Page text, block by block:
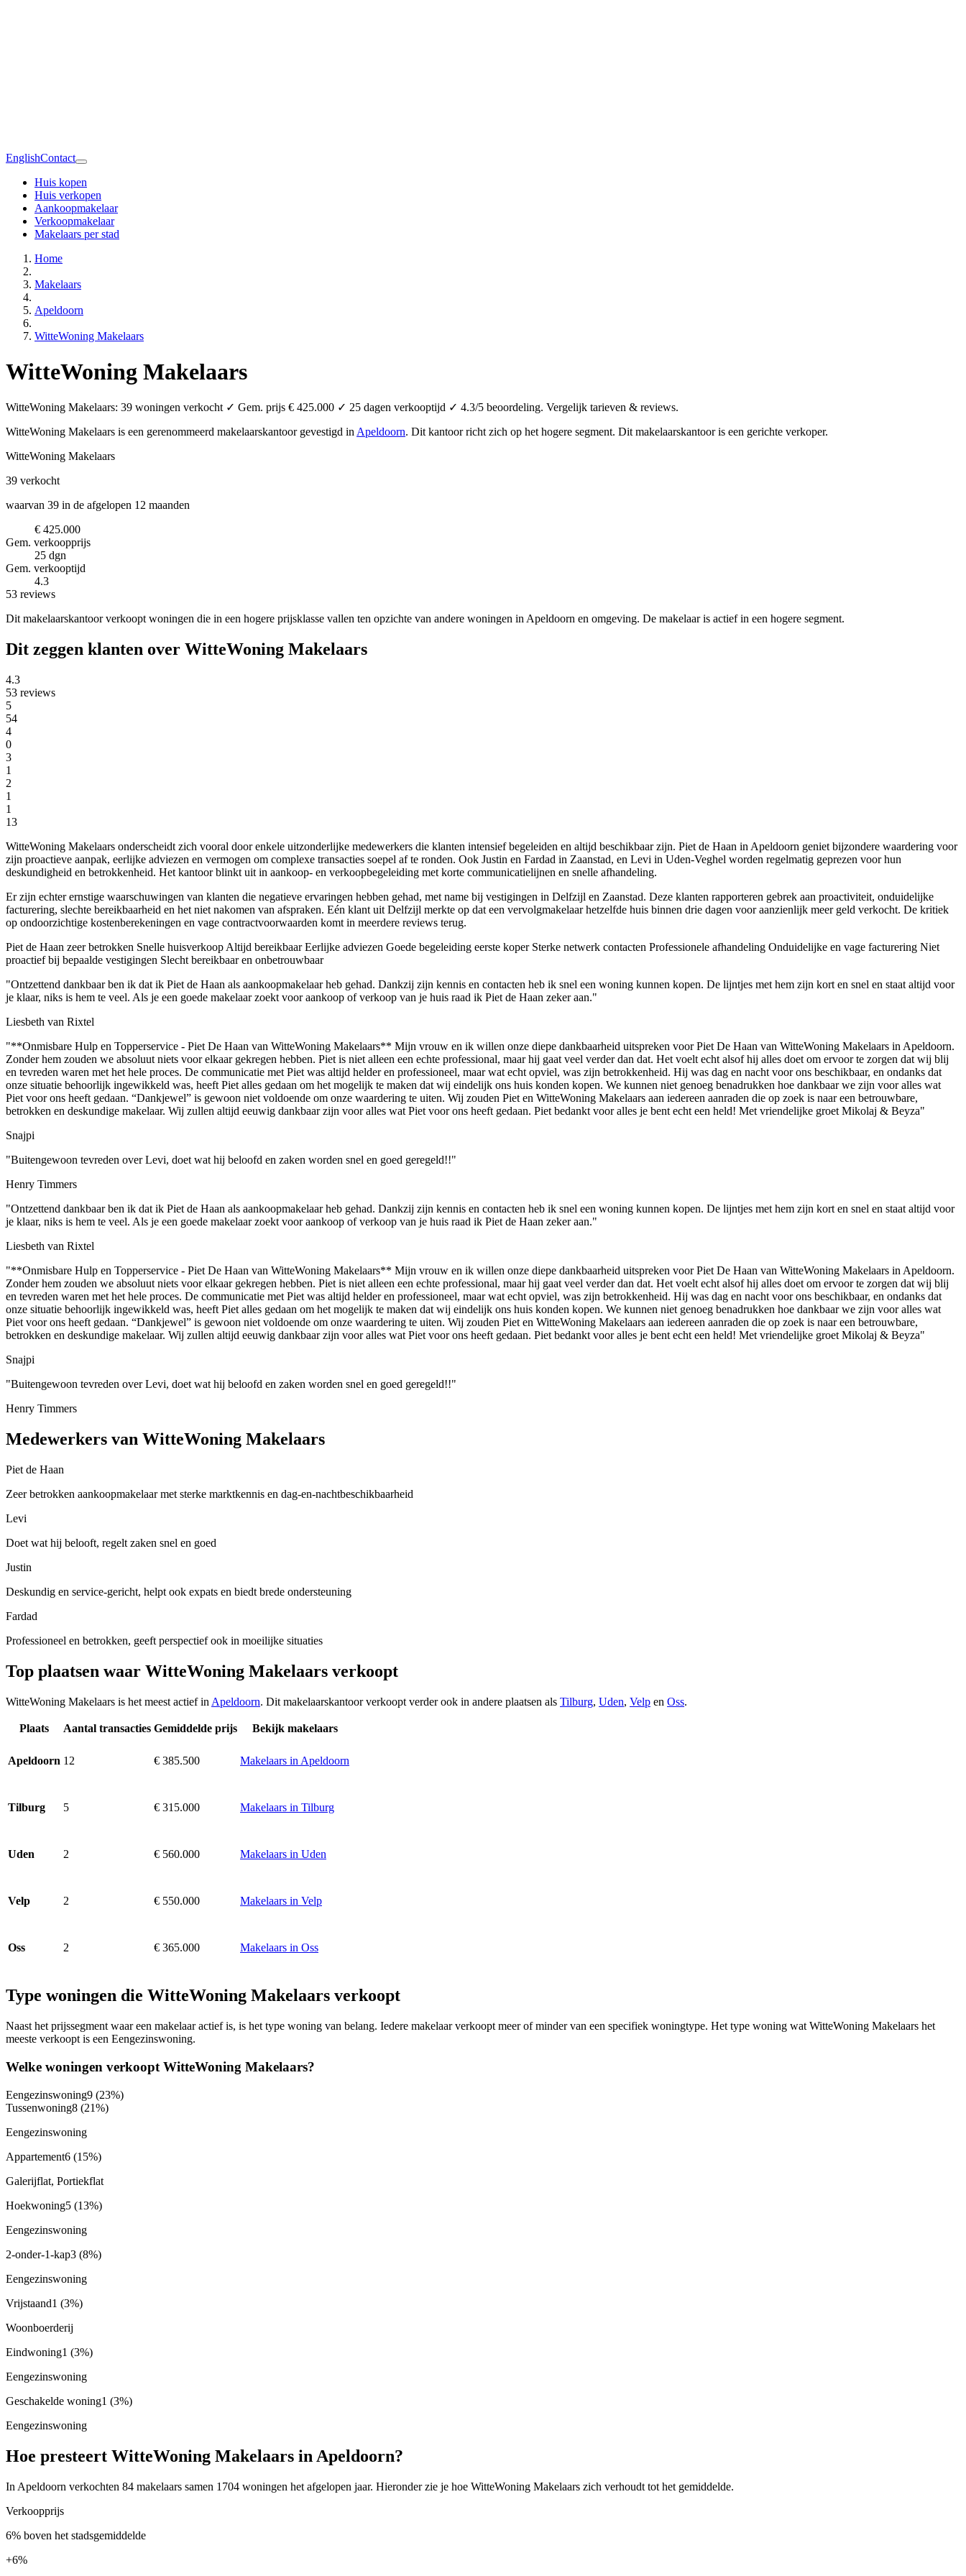
EnglishContact
Huis kopen
Huis verkopen
Aankoopmakelaar
Verkoopmakelaar
Makelaars per stad
Home
Makelaars
Apeldoorn
WitteWoning Makelaars
WitteWoning Makelaars
WitteWoning Makelaars: 39 woningen verkocht ✓ Gem. prijs € 425.000 ✓ 25 dagen verkooptijd ✓ 4.3/5 beoordeling. Vergelijk tarieven & reviews.
WitteWoning Makelaars is een gerenommeerd makelaarskantoor gevestigd in Apeldoorn. Dit kantoor richt zich op het hogere segment. Dit makelaarskantoor is een gerichte verkoper.
WitteWoning Makelaars
39 verkocht
waarvan 39 in de afgelopen 12 maanden
€ 425.000
Gem. verkoopprijs
25 dgn
Gem. verkooptijd
4.3
53 reviews
Dit makelaarskantoor verkoopt woningen die in een hogere prijsklasse vallen ten opzichte van andere woningen in Apeldoorn en omgeving. De makelaar is actief in een hogere segment.
Dit zeggen klanten over WitteWoning Makelaars
4.3
53 reviews
5
54
4
0
3
1
2
1
1
13
WitteWoning Makelaars onderscheidt zich vooral door enkele uitzonderlijke medewerkers die klanten intensief begeleiden en altijd beschikbaar zijn. Piet de Haan in Apeldoorn geniet bijzondere waardering voor
zijn proactieve aanpak, eerlijke adviezen en vermogen om complexe transacties soepel af te ronden. Ook Justin en Fardad in Zaanstad, en Levi in Uden-Veghel worden regelmatig geprezen voor hun
deskundigheid en betrokkenheid. Het kantoor blinkt uit in aankoop- en verkoopbegeleiding met korte communicatielijnen en snelle afhandeling.
Er zijn echter ernstige waarschuwingen van klanten die negatieve ervaringen hebben gehad, met name bij vestigingen in Delfzijl en Zaanstad. Deze klanten rapporteren gebrek aan proactiviteit, onduidelijke
facturering, slechte bereikbaarheid en het niet nakomen van afspraken. Eén klant uit Delfzijl merkte op dat een vervolgmakelaar hetzelfde huis binnen drie dagen voor aanzienlijk meer geld verkocht. De kritiek
op ondoorzichtige kostenberekeningen en vage contractvoorwaarden komt in meerdere reviews terug.
Piet de Haan zeer betrokken Snelle huisverkoop Altijd bereikbaarEerlijke adviezen Goede begeleiding eerste koperSterke netwerk contacten Professionele afhandeling Onduidelijke en vage facturering Niet
proactief bij bepaalde vestigingen Slecht bereikbaar en onbetrouwbaar
"Ontzettend dankbaar ben ik dat ik Piet de Haan als aankoopmakelaar heb gehad. Dankzij zijn kennis en contacten heb ik snel een woning kunnen kopen. De lijntjes met hem zijn kort en snel en staat altijd voor
je klaar, niks is hem te veel. Als je een goede makelaar zoekt voor aankoop of verkoop van je huis raad ik Piet de Haan zeker aan."
Liesbeth van Rixtel
"**Onmisbare Hulp en Topperservice - Piet De Haan van WitteWoning Makelaars** Mijn vrouw en ik willen onze diepe dankbaarheid uitspreken voor Piet De Haan van WitteWoning Makelaars in Apeldoorn.
Zonder hem zouden we absoluut niets voor elkaar gekregen hebben. Piet is niet alleen een echte professional, maar hij gaat veel verder dan dat. Het voelt echt alsof hij alles doet om ervoor te zorgen dat wij blij
en tevreden waren met het hele proces. De communicatie met Piet was altijd helder en professioneel, maar wat echt opviel, was zijn betrokkenheid. Hij was dag en nacht voor ons beschikbaar, en ondanks dat
onze situatie behoorlijk ingewikkeld was, heeft Piet alles gedaan om het mogelijk te maken dat wij eindelijk ons huis konden kopen. We kunnen niet genoeg benadrukken hoe dankbaar we zijn voor alles wat
Piet voor ons heeft gedaan. “Dankjewel” is gewoon niet voldoende om onze waardering te uiten. Wij zouden Piet en WitteWoning Makelaars aan iedereen aanraden die op zoek is naar een betrouwbare,
betrokken en deskundige makelaar. Wij zullen altijd eeuwig dankbaar zijn voor alles wat Piet voor ons heeft gedaan. Piet bedankt voor alles je bent echt een held! Met vriendelijke groet Mikolaj & Beyza"
Snajpi
"Buitengewoon tevreden over Levi, doet wat hij beloofd en zaken worden snel en goed geregeld!!"
Henry Timmers
"Ontzettend dankbaar ben ik dat ik Piet de Haan als aankoopmakelaar heb gehad. Dankzij zijn kennis en contacten heb ik snel een woning kunnen kopen. De lijntjes met hem zijn kort en snel en staat altijd voor
je klaar, niks is hem te veel. Als je een goede makelaar zoekt voor aankoop of verkoop van je huis raad ik Piet de Haan zeker aan."
Liesbeth van Rixtel
"**Onmisbare Hulp en Topperservice - Piet De Haan van WitteWoning Makelaars** Mijn vrouw en ik willen onze diepe dankbaarheid uitspreken voor Piet De Haan van WitteWoning Makelaars in Apeldoorn.
Zonder hem zouden we absoluut niets voor elkaar gekregen hebben. Piet is niet alleen een echte professional, maar hij gaat veel verder dan dat. Het voelt echt alsof hij alles doet om ervoor te zorgen dat wij blij
en tevreden waren met het hele proces. De communicatie met Piet was altijd helder en professioneel, maar wat echt opviel, was zijn betrokkenheid. Hij was dag en nacht voor ons beschikbaar, en ondanks dat
onze situatie behoorlijk ingewikkeld was, heeft Piet alles gedaan om het mogelijk te maken dat wij eindelijk ons huis konden kopen. We kunnen niet genoeg benadrukken hoe dankbaar we zijn voor alles wat
Piet voor ons heeft gedaan. “Dankjewel” is gewoon niet voldoende om onze waardering te uiten. Wij zouden Piet en WitteWoning Makelaars aan iedereen aanraden die op zoek is naar een betrouwbare,
betrokken en deskundige makelaar. Wij zullen altijd eeuwig dankbaar zijn voor alles wat Piet voor ons heeft gedaan. Piet bedankt voor alles je bent echt een held! Met vriendelijke groet Mikolaj & Beyza"
Snajpi
"Buitengewoon tevreden over Levi, doet wat hij beloofd en zaken worden snel en goed geregeld!!"
Henry Timmers
Medewerkers van WitteWoning Makelaars
Piet de Haan
Zeer betrokken aankoopmakelaar met sterke marktkennis en dag-en-nachtbeschikbaarheid
Levi
Doet wat hij belooft, regelt zaken snel en goed
Justin
Deskundig en service-gericht, helpt ook expats en biedt brede ondersteuning
Fardad
Professioneel en betrokken, geeft perspectief ook in moeilijke situaties
Top plaatsen waar WitteWoning Makelaars verkoopt
WitteWoning Makelaars is het meest actief in Apeldoorn. Dit makelaarskantoor verkoopt verder ook in andere plaatsen als Tilburg, Uden, Velp en Oss.
Plaats Aantal transacties Gemiddelde prijs Bekijk makelaars
Apeldoorn 12 € 385.500 Makelaars in Apeldoorn
Tilburg 5 € 315.000 Makelaars in Tilburg
Uden 2 € 560.000 Makelaars in Uden
Velp 2 € 550.000 Makelaars in Velp
Oss 2 € 365.000 Makelaars in Oss
Type woningen die WitteWoning Makelaars verkoopt
Naast het prijssegment waar een makelaar actief is, is het type woning van belang. Iedere makelaar verkoopt meer of minder van een specifiek woningtype. Het type woning wat WitteWoning Makelaars het
meeste verkoopt is een Eengezinswoning.
Welke woningen verkoopt WitteWoning Makelaars?
Eengezinswoning9 (23%)
Tussenwoning8 (21%)
Eengezinswoning
Appartement6 (15%)
Galerijflat, Portiekflat
Hoekwoning5 (13%)
Eengezinswoning
2-onder-1-kap3 (8%)
Eengezinswoning
Vrijstaand1 (3%)
Woonboerderij
Eindwoning1 (3%)
Eengezinswoning
Geschakelde woning1 (3%)
Eengezinswoning
Hoe presteert WitteWoning Makelaars in Apeldoorn?
In Apeldoorn verkochten 84 makelaars samen 1704 woningen het afgelopen jaar. Hieronder zie je hoe WitteWoning Makelaars zich verhoudt tot het gemiddelde.
Verkoopprijs
6% boven het stadsgemiddelde
+6%